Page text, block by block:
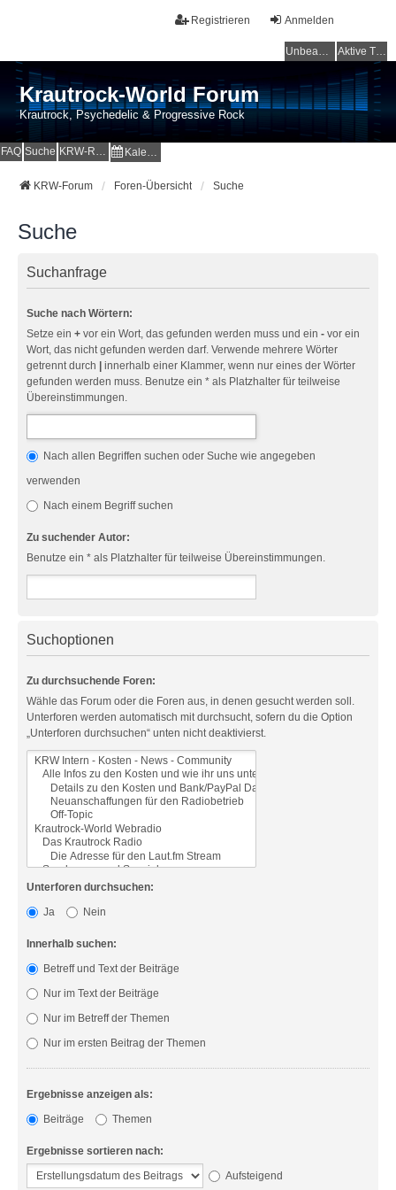
Anmelden
Registrieren
Unbeantwortete Themen Aktive Themen
Krautrock-World Forum
Krautrock, Psychedelic & Progressive Rock
FAQ Suche KRW-Radio Kalender
KRW-Forum Foren-Übersicht Suche
Suche
Suchanfrage
Suche nach Wörtern:
Setze ein + vor ein Wort, das gefunden werden muss und ein - vor ein
Wort, das nicht gefunden werden darf. Verwende mehrere Wörter
getrennt durch | innerhalb einer Klammer, wenn nur eines der Wörter
gefunden werden muss. Benutze ein * als Platzhalter für teilweise
Übereinstimmungen.
Nach allen Begriffen suchen oder Suche wie angegeben
verwenden
Nach einem Begriff suchen
Zu suchender Autor:
Benutze ein * als Platzhalter für teilweise Übereinstimmungen.
Suchoptionen
Zu durchsuchende Foren:
Wähle das Forum oder die Foren aus, in denen gesucht werden soll.
Unterforen werden automatisch mit durchsucht, sofern du die Option
„Unterforen durchsuchen“ unten nicht deaktivierst.
Unterforen durchsuchen:
Ja
Nein
Innerhalb suchen:
Betreff und Text der Beiträge
Nur im Text der Beiträge
Nur im Betreff der Themen
Nur im ersten Beitrag der Themen
Ergebnisse anzeigen als:
Beiträge
Themen
Ergebnisse sortieren nach:
Aufsteigend